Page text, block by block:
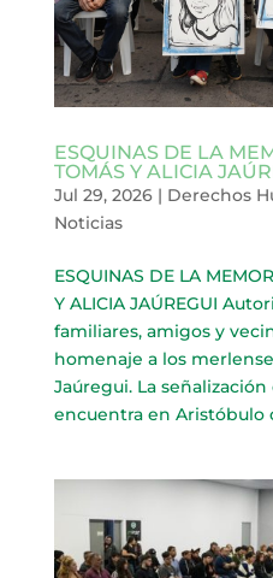
ESQUINAS DE LA
TOMÁS Y ALICIA
Jul 29, 2026| Derechos
Noticias
ESQUINAS DE LA
Y ALICIA JAÚREGUI
familiares, amigos y
homenaje a los
Jaúregui. La
encuentra en Aristóbulo